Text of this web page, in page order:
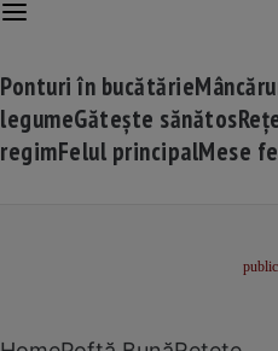
Ponturi în bucătărie
legumeGătește sănătos
regimFelul principalMese